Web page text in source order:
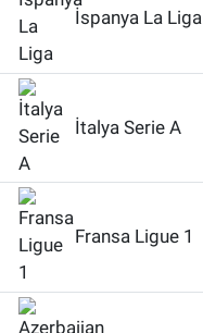
İspanya La Liga
İtalya Serie A
Fransa Ligue 1